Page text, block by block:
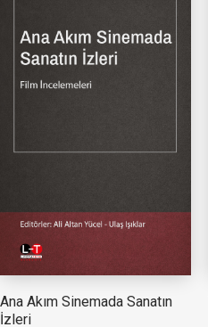
Ana Akım Sinemada Sanatın
İzleri